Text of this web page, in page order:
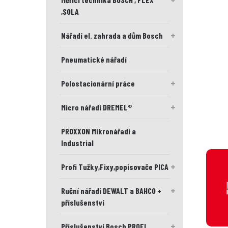
,SOLA
Nářadí el. zahrada a dům Bosch
Pneumatické nářadí
Polostacionární práce
Micro nářadí DREMEL®
PROXXON Mikronářadí a
Industrial
Profi Tužky,Fixy,popisovače PICA
Ruční nářadí DEWALT a BAHCO +
příslušenství